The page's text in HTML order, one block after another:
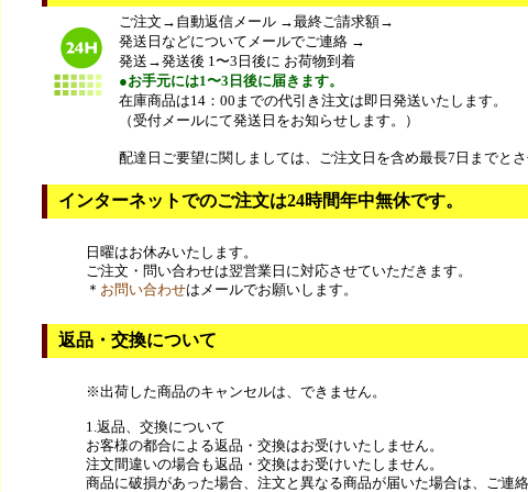
ご注文→自動返信メール →最終ご請求額→
発送日などについてメールでご連絡 →
発送→発送後 1〜3日後に お荷物到着
●お手元には1〜3日後に届きます。
在庫商品は14：00までの代引き注文は即日発送いたします。
（受付メールにて発送日をお知らせします。）
配達日ご要望に関しましては、ご注文日を含め最長7日までとさ
インターネットでのご注文は24時間年中無休です。
日曜はお休みいたします。
ご注文・問い合わせは翌営業日に対応させていただきます。
＊ お問い合わせはメールでお願いします。
返品・交換について
※出荷した商品のキャンセルは、できません。
1.返品、交換について
お客様の都合による返品・交換はお受けいたしません。
注文間違いの場合も返品・交換はお受けいたしません。
商品に破損があった場合、注文と異なる商品が届いた場合は、ご連絡